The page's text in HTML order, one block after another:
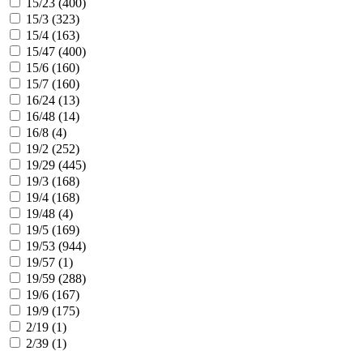
15/3 (323)
15/4 (163)
15/47 (400)
15/6 (160)
15/7 (160)
16/24 (13)
16/48 (14)
16/8 (4)
19/2 (252)
19/29 (445)
19/3 (168)
19/4 (168)
19/48 (4)
19/5 (169)
19/53 (944)
19/57 (1)
19/59 (288)
19/6 (167)
19/9 (175)
2/19 (1)
2/39 (1)